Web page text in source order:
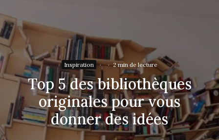
Inspiration · · 2 min de lecture
Top 5 des bibliothèques
originales pour vous
donner des idées